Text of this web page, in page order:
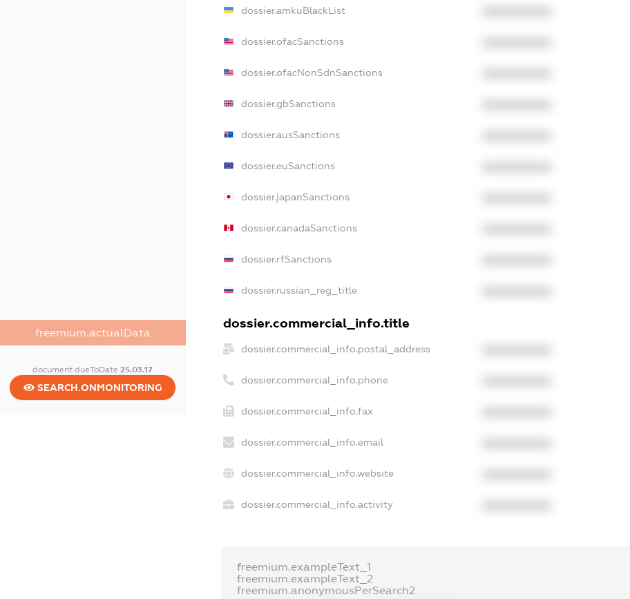
freemium.actualData
document.dueToDate25.03.17
SEARCH.ONMONITORING
dossier.amkuBlackList
dossier.ofacSanctions
dossier.ofacNonSdnSanctions
dossier.gbSanctions
dossier.ausSanctions
dossier.euSanctions
dossier.japanSanctions
dossier.canadaSanctions
dossier.rfSanctions
dossier.russian_reg_title
dossier.commercial_info.title
dossier.commercial_info.postal_address
dossier.commercial_info.phone
dossier.commercial_info.fax
dossier.commercial_info.email
dossier.commercial_info.website
dossier.commercial_info.activity
freemium.exampleText_1
freemium.exampleText_2
freemium.anonymousPerSearch2